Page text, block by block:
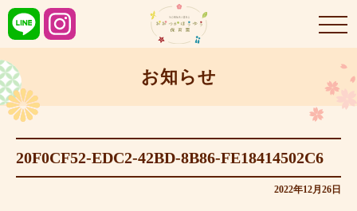
お知らせ
20F0CF52-EDC2-42BD-8B86-FE18414502C6
2022年12月26日